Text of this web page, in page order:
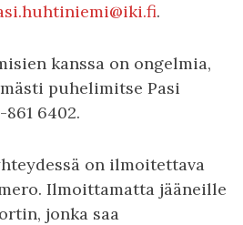
.
kanssa on ongelmia,
puhelimitse Pasi
6402.
on ilmoitettava
Ilmoittamatta jääneille
jonka saa